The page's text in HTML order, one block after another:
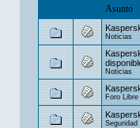
Asunto
Noticias
Noticias
Foro Libre
Seguridad